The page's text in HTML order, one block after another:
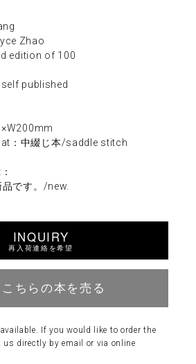
Zhao
edition of 100
published
：中綴じ本/saddle stitch
です。/new.
INQUIRY
再入荷連絡を希望
こちらの本を売る
If you would like to order the
us directly by email or via online